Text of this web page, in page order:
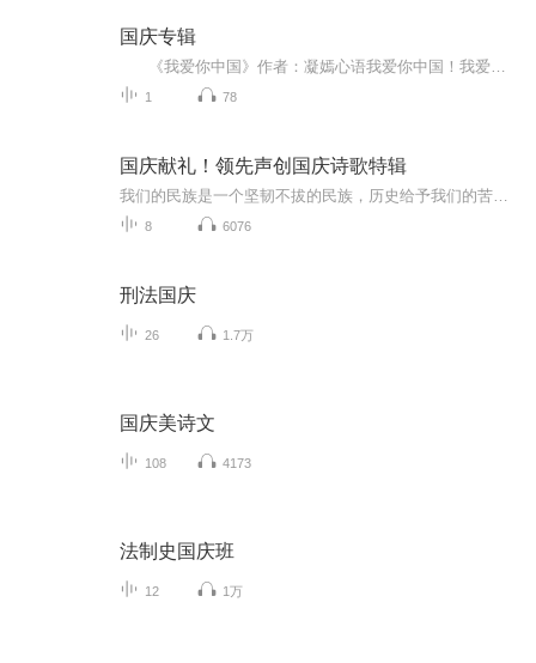
国庆专辑
1 78
国庆献礼！领先声创国庆诗歌特辑
8 6076
刑法国庆
26 1.7万
国庆美诗文
108 4173
法制史国庆班
12 1万